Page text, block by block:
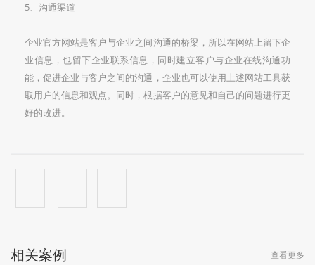
5、沟通渠道
企业官方网站是客户与企业之间沟通的桥梁，所以在网站上留下企
业信息，也留下企业联系信息，同时建立客户与企业在线沟通功
能，促进企业与客户之间的沟通，企业也可以使用上述网站工具获
取用户的信息和观点。同时，根据客户的意见和自己的问题进行更
好的改进。
相关案例 查看更多